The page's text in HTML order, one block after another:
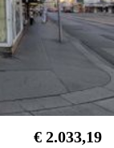
€ 2.033,19